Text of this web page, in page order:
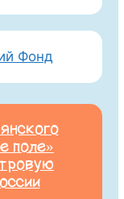
поле»